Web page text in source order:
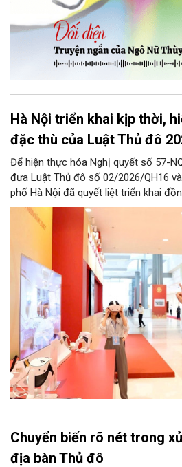
Hà Nội triển khai kịp thời,
đặc thù của Luật Thủ đô
Để hiện thực hóa Nghị quyết số 57-
đưa Luật Thủ đô số 02/2026/QH16
phố Hà Nội đã quyết liệt triển khai
đề của HĐND Thành phố. Đợt triển
sách cùng hệ thống giải pháp toàn
cơ chế đặc thù, tạo động lực bứt phá
công nghệ, đổi mới sáng tạo và
đô.
Chuyển biến rõ nét trong
địa bàn Thủ đô